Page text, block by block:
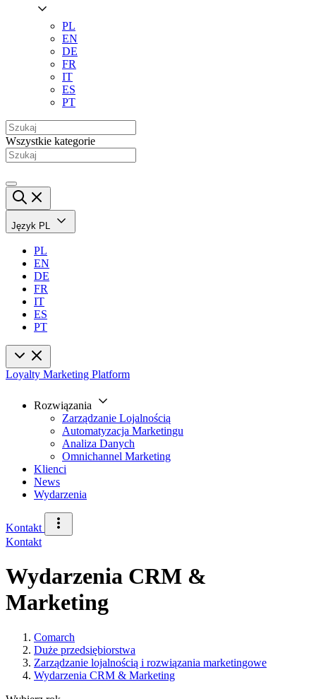
PL
EN
DE
FR
IT
ES
PT
Wszystkie kategorie
Język PL
PL
EN
DE
FR
IT
ES
PT
Loyalty Marketing Platform
Rozwiązania
Zarządzanie Lojalnością
Automatyzacja Marketingu
Analiza Danych
Omnichannel Marketing
Klienci
News
Wydarzenia
Kontakt
Kontakt
Wydarzenia CRM &
Marketing
Comarch
Duże przedsiębiorstwa
Zarządzanie lojalnością i rozwiązania marketingowe
Wydarzenia CRM & Marketing